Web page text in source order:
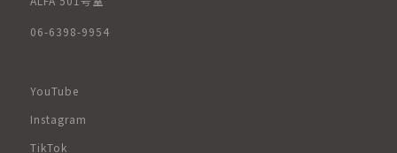
06-6398-9954
YouTube
Instagram
TikTok